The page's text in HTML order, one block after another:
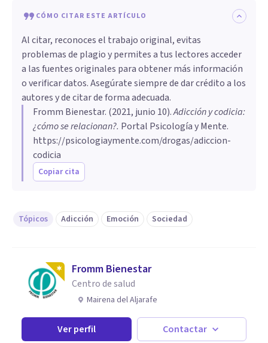
CÓMO CITAR ESTE ARTÍCULO
Al citar, reconoces el trabajo original, evitas
problemas de plagio y permites a tus lectores acceder
a las fuentes originales para obtener más información
o verificar datos. Asegúrate siempre de dar crédito a los
autores y de citar de forma adecuada.
Fromm Bienestar. (2021, junio 10).Adicción y codicia:
¿cómo se relacionan?. Portal Psicología y Mente.
https://psicologiaymente.com/drogas/adiccion-
codicia
Copiar cita
Tópicos Adicción Emoción Sociedad
Fromm Bienestar
Centro de salud
Mairena del Aljarafe
Ver perfil Contactar